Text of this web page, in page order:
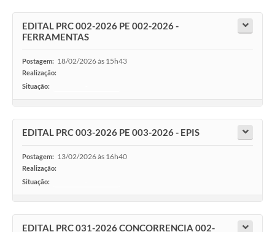
EDITAL PRC 002-2026 PE 002-2026 -
FERRAMENTAS
Postagem: 18/02/2026 às 15h43
Realização:
Situação:
EDITAL PRC 003-2026 PE 003-2026 - EPIS
Postagem: 13/02/2026 às 16h40
Realização:
Situação:
EDITAL PRC 031-2026 CONCORRENCIA 002-